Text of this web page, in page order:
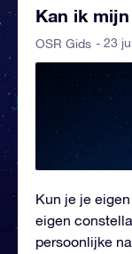
Kan ik
OSR Gids - 23
Kun je je
eigen
persoonlijke